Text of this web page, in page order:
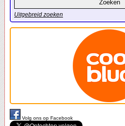
Uitgebreid zoeken
Volg ons op Facebook